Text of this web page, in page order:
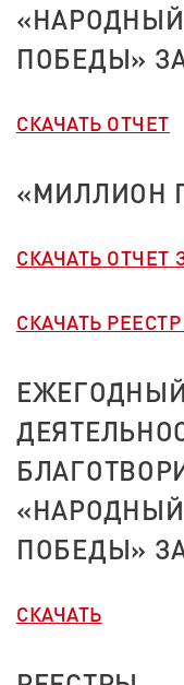
ПОБЕДЫ»
СКАЧАТЬ ОТЧЕТ
«МИЛЛИОН
СКАЧАТЬ ОТЧЕТ
СКАЧАТЬ
ПОБЕДЫ»
СКАЧАТЬ